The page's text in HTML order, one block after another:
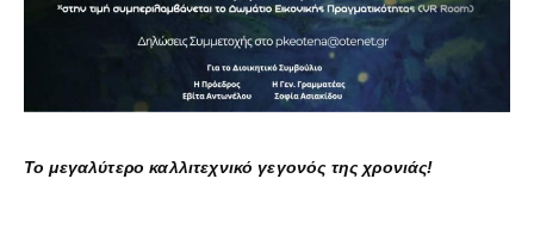
Το μεγαλύτερο καλλιτεχνικό γεγονός της χρονιάς!